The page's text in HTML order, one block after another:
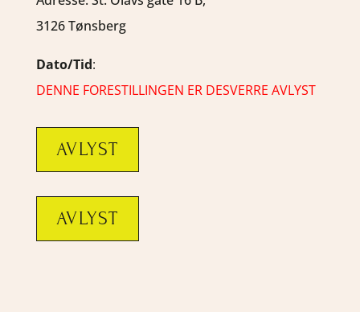
3126 Tønsberg
Dato/Tid:
DENNE FORESTILLINGEN ER DESVERRE AVLYST
AVLYST
AVLYST